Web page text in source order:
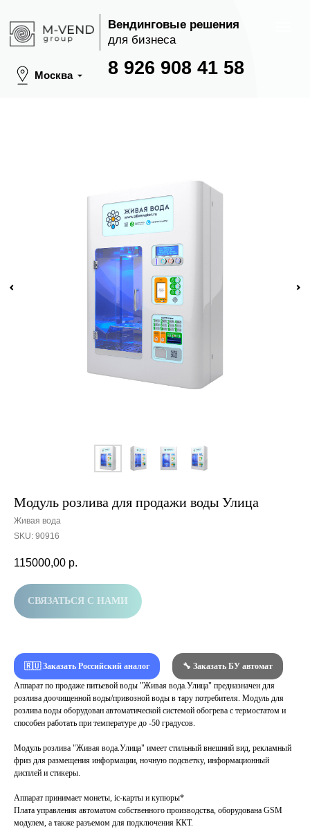
8 926 908 41 58
Вендинговые решения
для бизнеса
Модуль розлива для продажи воды Улица
Живая вода
SKU: 90916
115000,00 р.
СВЯЗАТЬСЯ С НАМИ
🇷🇺 Заказать Российский аналог
🔧 Заказать БУ автомат
Аппарат по продаже питьевой воды "Живая вода.Улица" предназначен для
розлива доочищенной воды/привозной воды в тару потребителя. Модуль для
розлива воды оборудован автоматической системой обогрева с термостатом и
способен работать при температуре до -50 градусов.
Модуль розлива "Живая вода.Улица" имеет стильный внешний вид, рекламный
фриз для размещения информации, ночную подсветку, информационный
дисплей и стикеры.
Аппарат принимает монеты, ic-карты и купюры*
Плата управления автоматом собственного производства, оборудована GSM
модулем, а также разъемом для подключения ККТ.